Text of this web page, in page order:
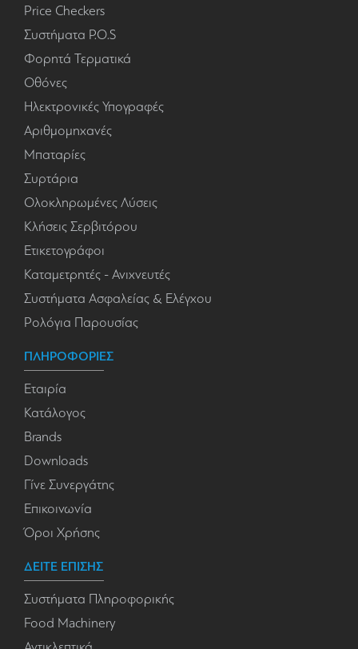
Price Checkers
Συστήματα P.O.S
Φορητά Τερματικά
Οθόνες
Ηλεκτρονικές Υπογραφές
Αριθμομηχανές
Μπαταρίες
Συρτάρια
Ολοκληρωμένες Λύσεις
Κλήσεις Σερβιτόρου
Ετικετογράφοι
Καταμετρητές - Ανιχνευτές
Συστήματα Ασφαλείας & Ελέγχου
Ρολόγια Παρουσίας
ΠΛΗΡΟΦΟΡΙΕΣ
Εταιρία
Κατάλογος
Brands
Downloads
Γίνε Συνεργάτης
Επικοινωνία
Όροι Χρήσης
ΔΕΙΤΕ ΕΠΙΣΗΣ
Συστήματα Πληροφορικής
Food Machinery